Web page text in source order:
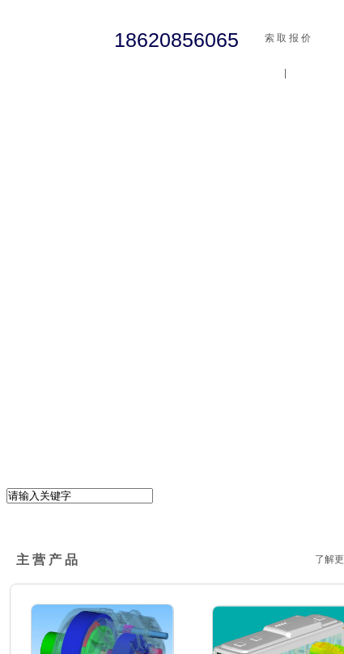
18620856065 索 取 报 价
主 营 产 品 了解